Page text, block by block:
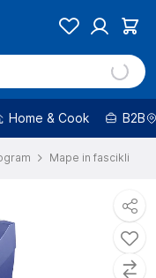
Home & Cook B2B
Mape in fascikli